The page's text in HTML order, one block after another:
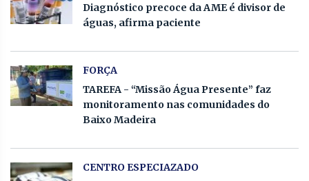
Diagnóstico precoce da AME é divisor de
águas, afirma paciente
FORÇA
TAREFA - “Missão Água Presente” faz
monitoramento nas comunidades do
Baixo Madeira
CENTRO ESPECIAZADO